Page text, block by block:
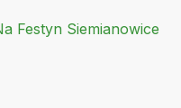
Festyn Siemianowice